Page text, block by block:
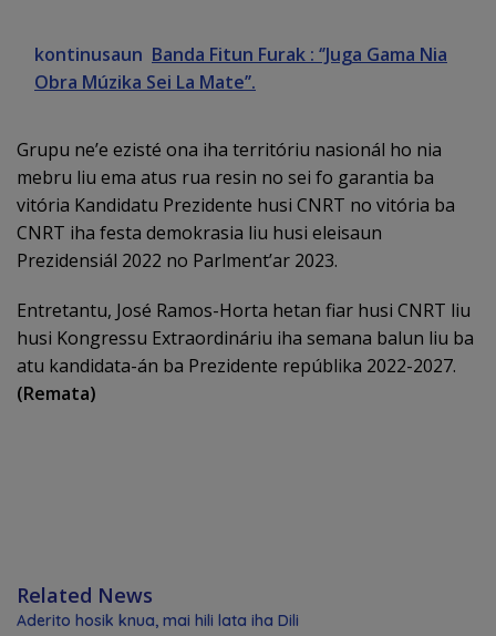
kontinusaun Banda Fitun Furak : ‘’Juga Gama Nia
Obra Múzika Sei La Mate’’.
Grupu ne’e ezisté ona iha territóriu nasionál ho nia
mebru liu ema atus rua resin no sei fo garantia ba
vitória Kandidatu Prezidente husi CNRT no vitória ba
CNRT iha festa demokrasia liu husi eleisaun
Prezidensiál 2022 no Parlment’ar 2023.
Entretantu, José Ramos-Horta hetan fiar husi CNRT liu
husi Kongressu Extraordináriu iha semana balun liu ba
atu kandidata-án ba Prezidente repúblika 2022-2027.
(Remata)
Related News
Aderito hosik knua, mai hili lata iha Dili